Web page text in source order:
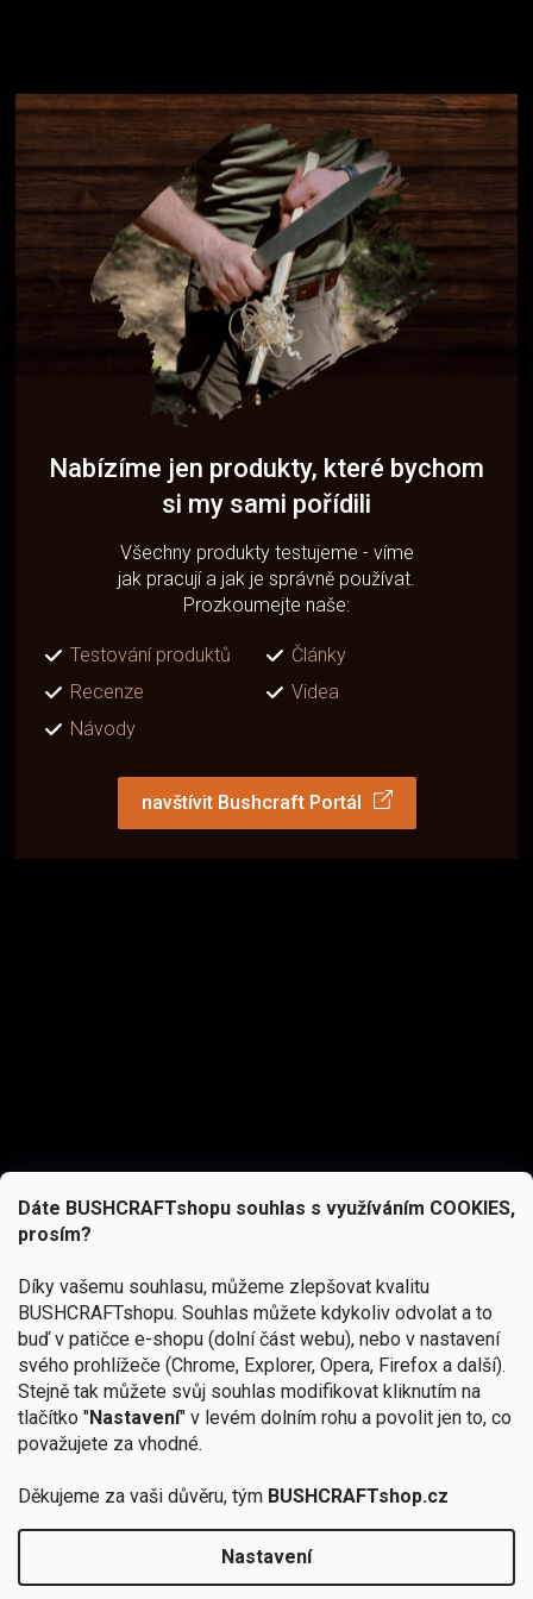
Dáte BUSHCRAFTshopu souhlas s využíváním COOKIES,
prosím?
Díky vašemu souhlasu, můžeme zlepšovat kvalitu
BUSHCRAFTshopu. Souhlas můžete kdykoliv odvolat a to
buď v patičce e-shopu (dolní část webu), nebo v nastavení
svého prohlížeče (Chrome, Explorer, Opera, Firefox a další).
Stejně tak můžete svůj souhlas modifikovat kliknutím na
tlačítko "Nastavení" v levém dolním rohu a povolit jen to, co
považujete za vhodné.
Děkujeme za vaši důvěru, tým BUSHCRAFTshop.cz
Nastavení
Nabízíme jen produkty, které bychom
si my sami pořídili
Všechny produkty testujeme - víme
jak pracují a jak je správně používat.
Prozkoumejte naše:
Testování produktů
Články
Recenze
Videa
Návody
navštívit Bushcraft Portál
podmínkami ochrany osobních údajů
Copyright 2026BUSHCRAFTshop.cz. Všechna práva